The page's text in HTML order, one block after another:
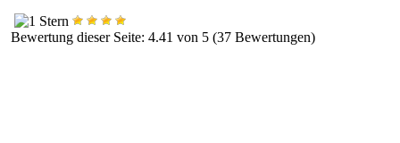
Bewertung dieser Seite: 4.41 von 5 (37 Bewertungen)